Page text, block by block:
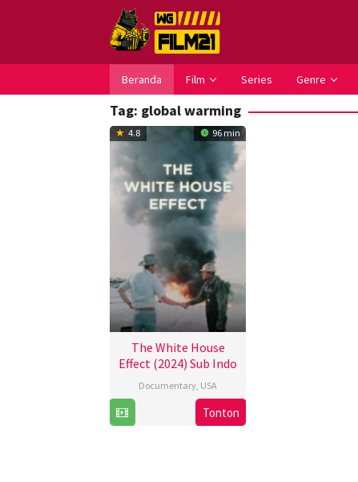
Beranda Film Series Genre
Tag: global warming
4.8 96 min
The White House
Effect (2024) Sub Indo
Documentary, USA
Aug
Pedro
Kos
Tonton